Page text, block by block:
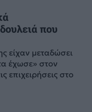
που
είχαν μεταδώσει
έχωσε» στον
επιχειρήσεις στο